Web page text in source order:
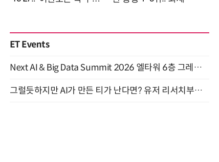
ET Events
Next AI & Big Data Summit 2026 엘타워 6층 그레이스홀 개최 (9/18)
그럴듯하지만 AI가 만든 티가 난다면? 유저 리서치부터 배포까지! (9/15)